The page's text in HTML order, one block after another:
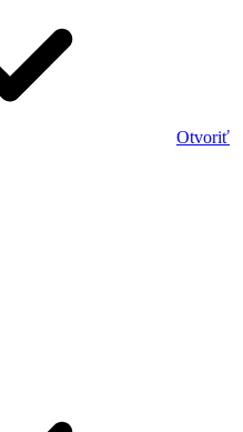
Otvoriť